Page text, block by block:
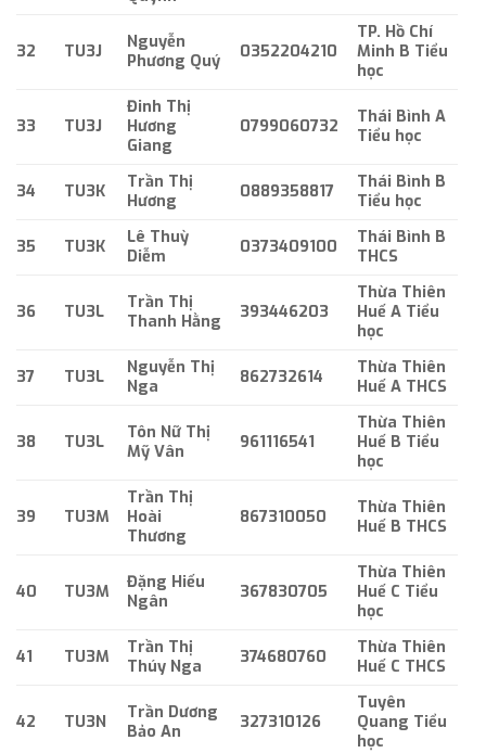
32 TU3J
Nguyễn
Phương Quý
0352204210
TP. Hồ Chí
Minh B Tiểu
học
33 TU3J
Đinh Thị
Hương
Giang
0799060732
Thái Bình A
Tiểu học
34 TU3K
Trần Thị
Hương
0889358817
Thái Bình B
Tiểu học
35 TU3K
Lê Thuỳ
Diễm
0373409100
Thái Bình B
THCS
36 TU3L
Trần Thị
Thanh Hằng
393446203
Thừa Thiên
Huế A Tiểu
học
37 TU3L
Nguyễn Thị
Nga
862732614
Thừa Thiên
Huế A THCS
38 TU3L
Tôn Nữ Thị
Mỹ Vân
961116541
Thừa Thiên
Huế B Tiểu
học
39 TU3M
Trần Thị
Hoài
Thương
867310050
Thừa Thiên
Huế B THCS
40 TU3M
Đặng Hiếu
Ngân
367830705
Thừa Thiên
Huế C Tiểu
học
41 TU3M
Trần Thị
Thúy Nga
374680760
Thừa Thiên
Huế C THCS
42 TU3N
Trần Dương
Bảo An
327310126
Tuyên
Quang Tiểu
học